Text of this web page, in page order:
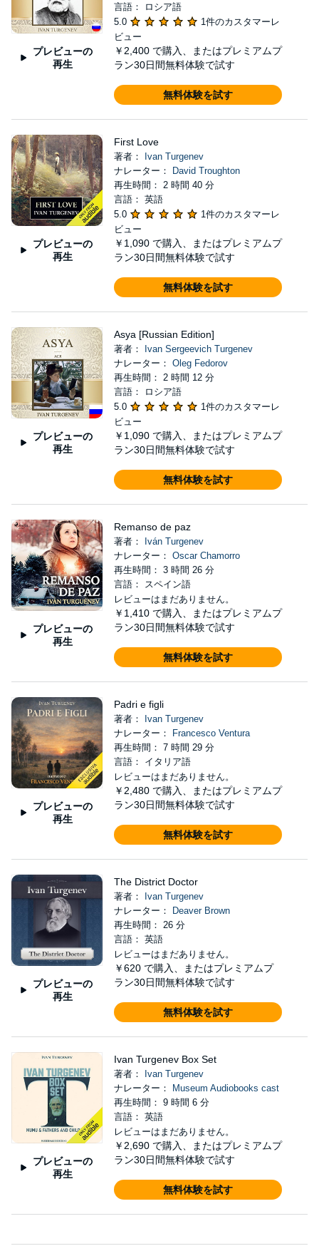
プレビューの
再生
言語： ロシア語
5.0
1件のカスタマーレ
ビュー
￥2,400 で購入、またはプレミアムプ
ラン30日間無料体験で試す
無料体験を試す
プレビューの
再生
First Love
著者：
Ivan Turgenev
ナレーター：
David Troughton
再生時間： 2 時間 40 分
言語： 英語
5.0
1件のカスタマーレ
ビュー
￥1,090 で購入、またはプレミアムプ
ラン30日間無料体験で試す
無料体験を試す
プレビューの
再生
Asya [Russian Edition]
著者：
Ivan Sergeevich Turgenev
ナレーター： Oleg Fedorov
再生時間： 2 時間 12 分
言語： ロシア語
5.0
1件のカスタマーレ
ビュー
￥1,090 で購入、またはプレミアムプ
ラン30日間無料体験で試す
無料体験を試す
プレビューの
再生
Remanso de paz
著者：
Iván Turgenev
ナレーター： Oscar Chamorro
再生時間： 3 時間 26 分
言語： スペイン語
レビューはまだありません。
￥1,410 で購入、またはプレミアムプ
ラン30日間無料体験で試す
無料体験を試す
プレビューの
再生
Padri e figli
著者：
Ivan Turgenev
ナレーター：
Francesco Ventura
再生時間： 7 時間 29 分
言語： イタリア語
レビューはまだありません。
￥2,480 で購入、またはプレミアムプ
ラン30日間無料体験で試す
無料体験を試す
プレビューの
再生
The District Doctor
著者：
Ivan Turgenev
ナレーター：
Deaver Brown
再生時間： 26 分
言語： 英語
レビューはまだありません。
￥620 で購入、またはプレミアムプ
ラン30日間無料体験で試す
無料体験を試す
プレビューの
再生
Ivan Turgenev Box Set
著者：
Ivan Turgenev
ナレーター：
Museum Audiobooks cast
再生時間： 9 時間 6 分
言語： 英語
レビューはまだありません。
￥2,690 で購入、またはプレミアムプ
ラン30日間無料体験で試す
無料体験を試す